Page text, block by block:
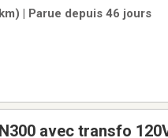
GB DDR4Graphics
| Parue depuis 46 jours
avec transfo